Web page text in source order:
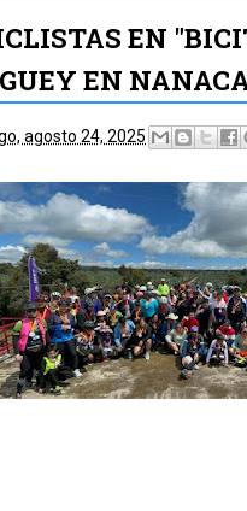
EN
EN
agosto 24, 2025